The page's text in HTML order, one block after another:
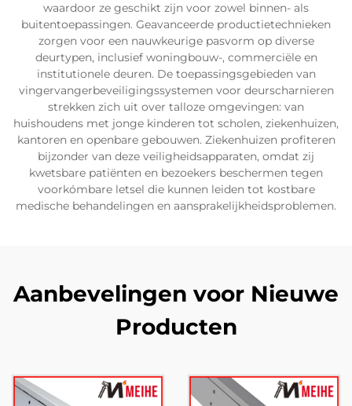
waardoor ze geschikt zijn voor zowel binnen- als
buitentoepassingen. Geavanceerde productietechnieken
zorgen voor een nauwkeurige pasvorm op diverse
deurtypen, inclusief woningbouw-, commerciële en
institutionele deuren. De toepassingsgebieden van
vingervangerbeveiligingssystemen voor deurscharnieren
strekken zich uit over talloze omgevingen: van
huishoudens met jonge kinderen tot scholen, ziekenhuizen,
kantoren en openbare gebouwen. Ziekenhuizen profiteren
bijzonder van deze veiligheidsapparaten, omdat zij
kwetsbare patiënten en bezoekers beschermen tegen
voorkómbare letsel die kunnen leiden tot kostbare
medische behandelingen en aansprakelijkheidsproblemen.
Aanbevelingen voor Nieuwe
Producten